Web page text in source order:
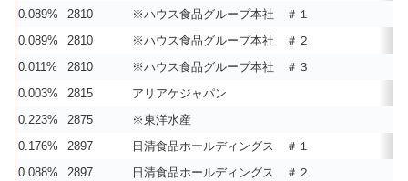
0.089%
2810
※ハウス食品グループ本社 ＃１
0.089%
2810
※ハウス食品グループ本社 ＃２
0.011%
2810
※ハウス食品グループ本社 ＃３
0.003%
2815
アリアケジャパン
0.223%
2875
※東洋水産
0.176%
2897
日清食品ホールディングス ＃１
0.088%
2897 日清食品ホールディングス ＃２